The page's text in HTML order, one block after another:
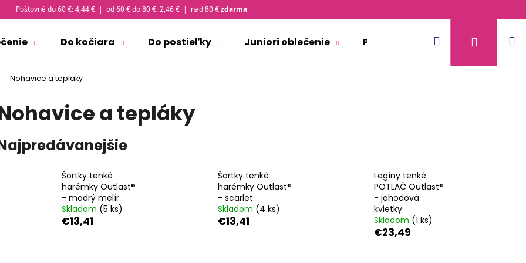
Poštovné do 60 €: 4,44 € | od 60 € do 80 €: 2,46 € | nad 80 €zdarma
Do kočiara Do postieľky Juniori oblečenie Pre dospelých Doplnkový
Hľadať
Nohavice a tepláky
a tepláky
Šortky tenké
harémky Outlast®
- modrý melír
Skladom (5 ks)
€13,41
Šortky tenké
harémky Outlast®
- scarlet
Skladom (4 ks)
€13,41
Legíny tenké
POTLAČ Outlast®
- jahodová
kvietky
Skladom (1 ks)
€23,49
HĽADAŤ